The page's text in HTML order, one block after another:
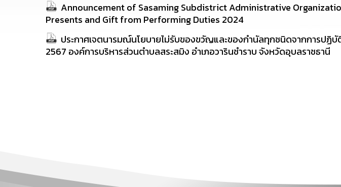
Announcement of Sasaming Subdistrict Administrative
Presents and Gift from Performing Duties 2024
ประกาศเจตนารมณ์นโยบายไม่รับของขวัญและของกำนัลทุกชนิดจากการปฏิ
2567 องค์การบริหารส่วนตำบลสระสมิง อำเภอวารินชำราบ จังหวัดอุบลราชธานี